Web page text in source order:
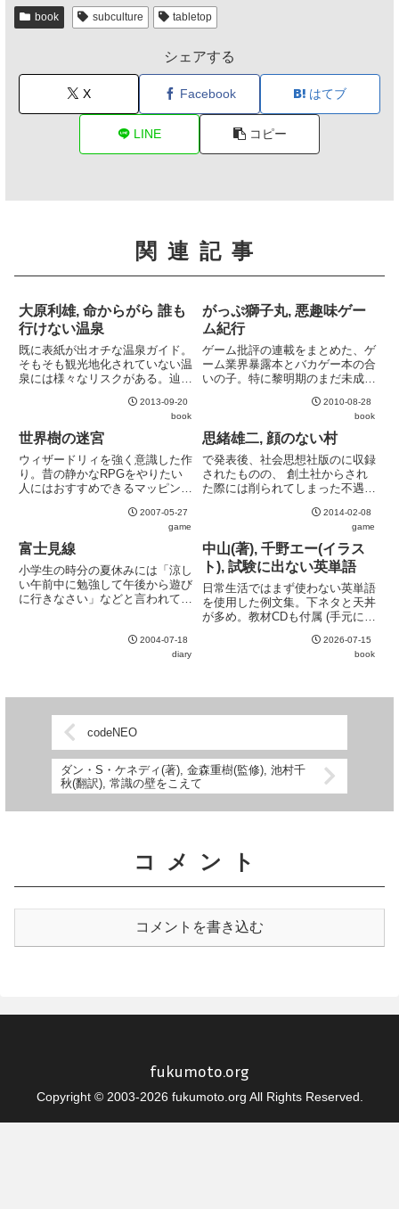
book subculture tabletop
シェアする
X Facebook はてブ
LINE コピー
関連記事
大原利雄, 命からがら 誰も
行けない温泉
既に表紙が出オチな温泉ガイド。
そもそも観光地化されていない温
泉には様々なリスクがある。辿り
り、熊の生息地であったり、噴火
の危険があったり、有毒ガスが溢
れていたり。そんな温泉だけを選
が...
2013-09-20
book
がっぷ獅子丸, 悪趣味ゲー
ム紀行
ゲーム批評の連載をまとめた、ゲ
ーム業界暴露本とバカゲー本の合
いの子。特に黎明期のまだ未成熟
白い。さいとーあゆみ (当時のゲ
ーム批評の編集長である斎藤亜弓
のペンネーム) のマンガもいい味
を出している。この手の暴露...
2010-08-28
book
世界樹の迷宮
ウィザードリィを強く意識した作
り。昔の静かなRPGをやりたい
人にはおすすめできるマッピング
トマッピング (通過した床は自動
的に塗られる様に設定できる) な
ので、ストレスはあまりなく、マ
ッピングの楽しいところだけ...
2007-05-27
game
思緒雄二, 顔のない村
で発表後、社会思想社版のに収録
されたものの、 創土社からされ
た際には削られてしまった不遇の
本的にはベタ移植で、App化で削
れるような指示文もそのまま。
BGMやSEもなし。ただし、シナ
リオは一部書き足され、...
2014-02-08
game
富士見線
小学生の時分の夏休みには「涼し
い午前中に勉強して午後から遊び
に行きなさい」などと言われてい
けで、昼間はクーラーの利いた部
屋で本など読みつつ、夕方涼しく
2004-07-18
diary
中山(著), 千野エー(イラス
ト), 試験に出ない英単語
日常生活ではまず使わない英単語
を使用した例文集。下ネタと天丼
が多め。教材CDも付属 (手元にプ
2026-07-15
book
codeNEO
ダン・S・ケネディ(著), 金森重樹(監修), 池村千
秋(翻訳), 常識の壁をこえて
コメント
コメントを書き込む
fukumoto.org
Copyright © 2003-2026 fukumoto.org All Rights Reserved.